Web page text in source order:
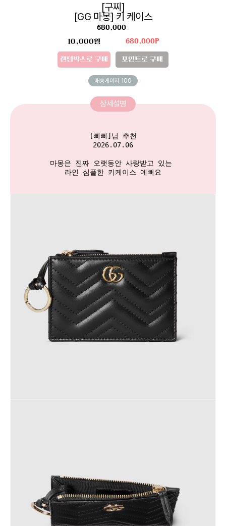
[구찌]
[GG 마몽] 키 케이스
680,000
10,000원
랜덤박스로 구매
680,000P
포인트로 구매
배송게이지 100
상세설명
[삐삐]님 추천
2026.07.06
마몽은 진짜 오랫동안 사랑받고 있는
라인 심플한 키케이스 예뻐요